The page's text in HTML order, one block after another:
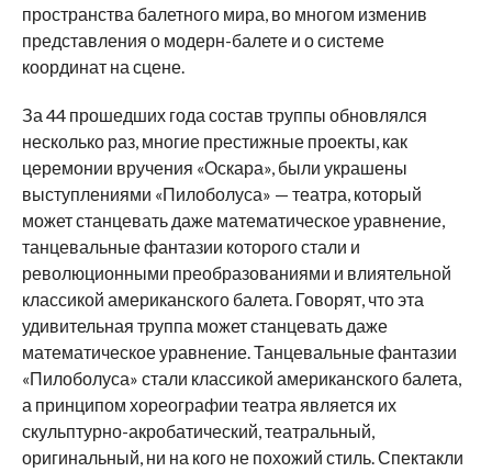
пространства балетного мира, во многом изменив
представления о модерн-балете и о системе
координат на сцене.
За 44 прошедших года состав труппы обновлялся
несколько раз, многие престижные проекты, как
церемонии вручения «Оскара», были украшены
выступлениями «Пилоболуса» — театра, который
может станцевать даже математическое уравнение,
танцевальные фантазии которого стали и
революционными преобразованиями и влиятельной
классикой американского балета. Говорят, что эта
удивительная труппа может станцевать даже
математическое уравнение. Танцевальные фантазии
«Пилоболуса» стали классикой американского балета,
а принципом хореографии театра является их
скульптурно-акробатический, театральный,
оригинальный, ни на кого не похожий стиль. Спектакли